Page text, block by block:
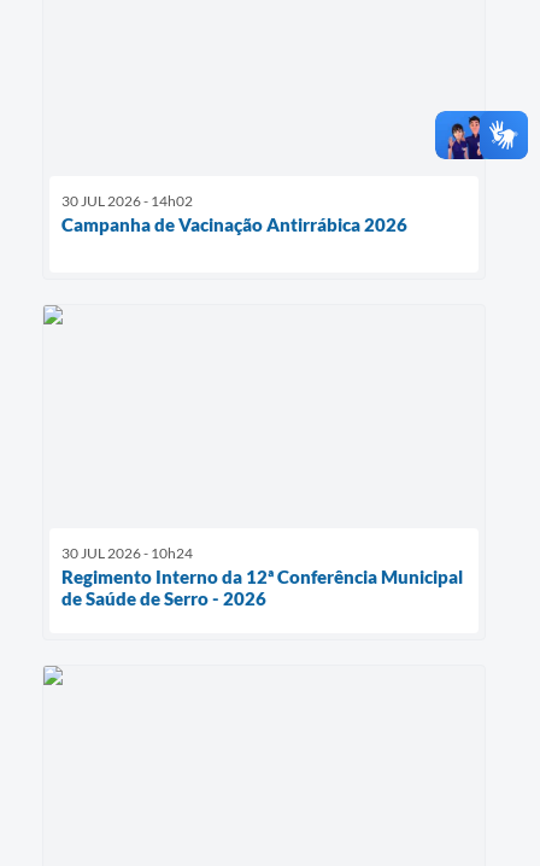
30 JUL 2026 - 14h02
Campanha de Vacinação Antirrábica 2026
30 JUL 2026 - 10h24
Regimento Interno da 12ª Conferência Municipal
de Saúde de Serro - 2026